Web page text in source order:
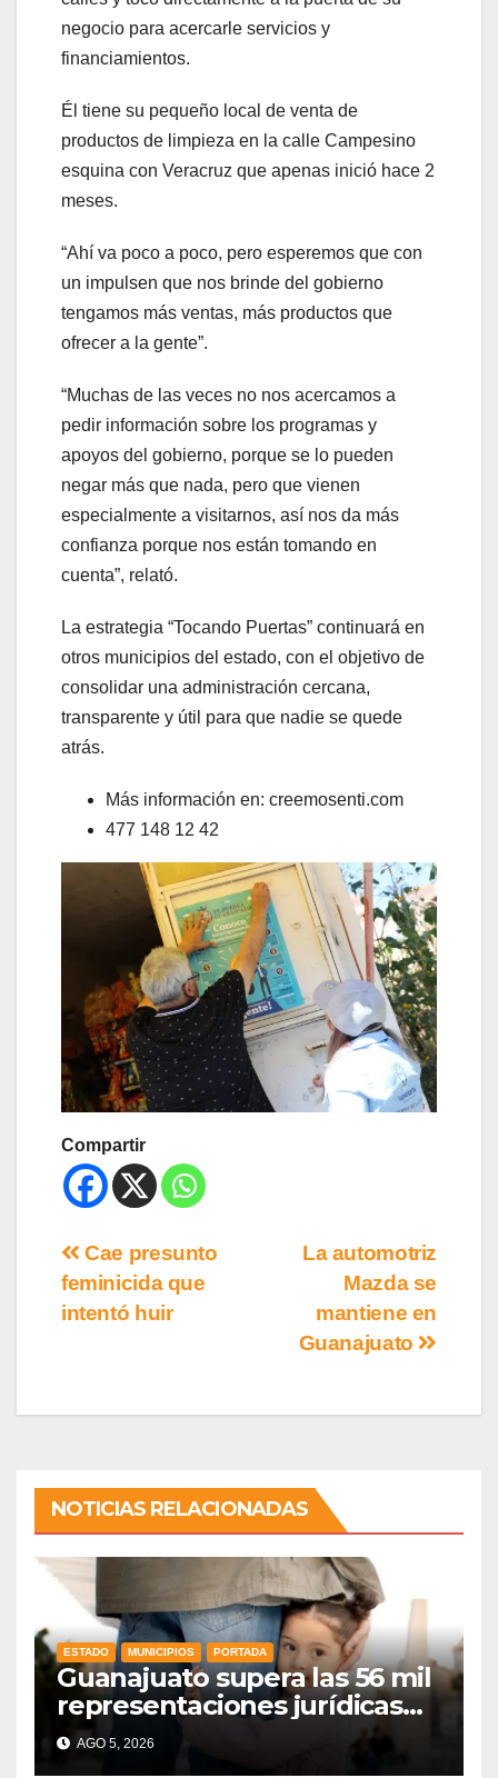
negocio para acercarle servicios y
financiamientos.
Él tiene su pequeño local de venta de
productos de limpieza en la calle Campesino
esquina con Veracruz que apenas inició hace 2
meses.
“Ahí va poco a poco, pero esperemos que con
un impulsen que nos brinde del gobierno
tengamos más ventas, más productos que
ofrecer a la gente”.
“Muchas de las veces no nos acercamos a
pedir información sobre los programas y
apoyos del gobierno, porque se lo pueden
negar más que nada, pero que vienen
especialmente a visitarnos, así nos da más
confianza porque nos están tomando en
cuenta”, relató.
La estrategia “Tocando Puertas” continuará en
otros municipios del estado, con el objetivo de
consolidar una administración cercana,
transparente y útil para que nadie se quede
atrás.
Más información en: creemosenti.com
477 148 12 42
Compartir
La automotriz
Mazda se
mantiene en
Guanajuato
Cae presunto
feminicida que
intentó huir
NOTICIAS RELACIONADAS
ESTADO MUNICIPIOS PORTADA
Guanajuato supera las 56 mil
representaciones jurídicas
para tutelar los derechos de
la niñez
AGO 5, 2026